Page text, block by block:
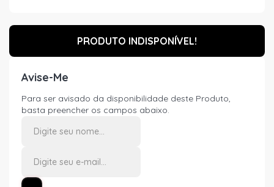
PRODUTO INDISPONÍVEL!
Avise-Me
Para ser avisado da disponibilidade deste Produto,
basta preencher os campos abaixo.